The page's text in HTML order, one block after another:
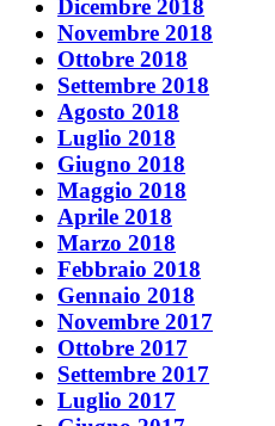
Dicembre 2018
Novembre 2018
Ottobre 2018
Settembre 2018
Agosto 2018
Luglio 2018
Giugno 2018
Maggio 2018
Aprile 2018
Marzo 2018
Febbraio 2018
Gennaio 2018
Novembre 2017
Ottobre 2017
Settembre 2017
Luglio 2017